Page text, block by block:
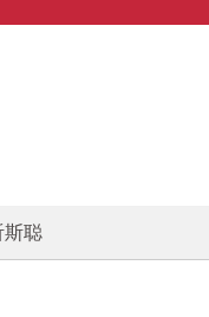
斯聪